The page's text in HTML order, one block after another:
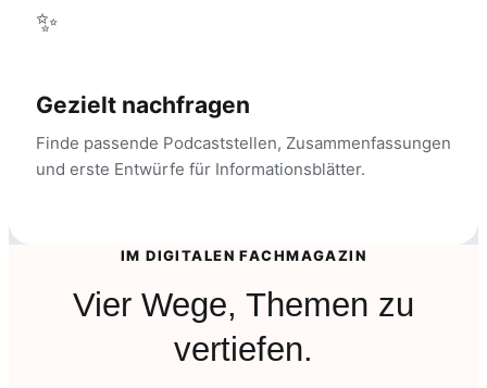
✨
Gezielt nachfragen
Finde passende Podcaststellen, Zusammenfassungen
und erste Entwürfe für Informationsblätter.
IM DIGITALEN FACHMAGAZIN
Vier Wege, Themen zu
vertiefen.